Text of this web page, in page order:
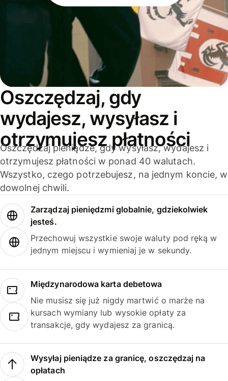
Oszczędzaj, gdy
wydajesz, wysyłasz i
otrzymujesz płatności
Oszczędzaj pieniądze, gdy wysyłasz, wydajesz i
otrzymujesz płatności w ponad 40 walutach.
Wszystko, czego potrzebujesz, na jednym koncie, w
dowolnej chwili.
Zarządzaj pieniędzmi globalnie, gdziekolwiek
jesteś.
Przechowuj wszystkie swoje waluty pod ręką w
jednym miejscu i wymieniaj je w sekundy.
Międzynarodowa karta debetowa
Nie musisz się już nigdy martwić o marże na
kursach wymiany lub wysokie opłaty za
transakcje, gdy wydajesz za granicą.
Wysyłaj pieniądze za granicę, oszczędzaj na
opłatach